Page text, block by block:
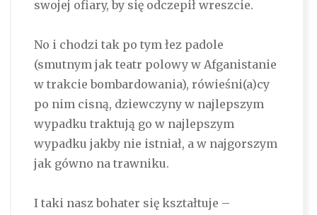
swojej ofiary, by się odczepił wreszcie.
No i chodzi tak po tym łez padole
(smutnym jak teatr polowy w Afganistanie
w trakcie bombardowania), rówieśni(a)cy
po nim cisną, dziewczyny w najlepszym
wypadku traktują go w najlepszym
wypadku jakby nie istniał, a w najgorszym
jak gówno na trawniku.
I taki nasz bohater się kształtuje –